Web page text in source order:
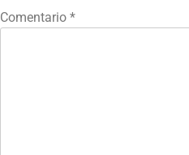
Comentario *